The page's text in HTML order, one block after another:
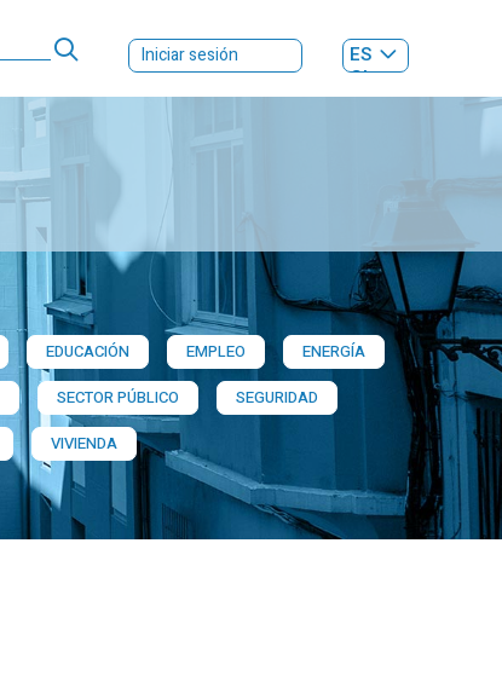
Iniciar sesión
ES
GL
EDUCACIÓN EMPLEO
ENERGÍA
SECTOR PÚBLICO
SEGURIDAD
VIVIENDA